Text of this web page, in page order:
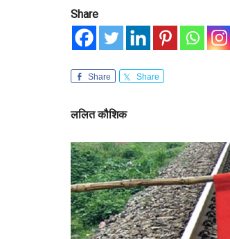
Share
Share Share
ललितकौशिक